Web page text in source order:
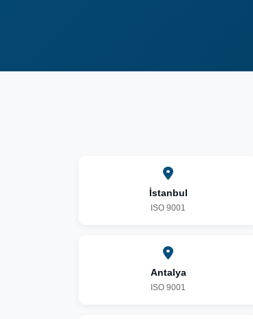
İstanbul
ISO 9001
Antalya
ISO 9001